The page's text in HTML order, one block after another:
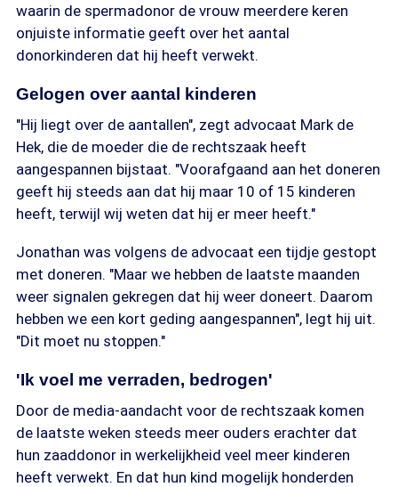
waarin de spermadonor de vrouw meerdere keren
onjuiste informatie geeft over het aantal
donorkinderen dat hij heeft verwekt.
Gelogen over aantal kinderen
"Hij liegt over de aantallen", zegt advocaat Mark de
Hek, die de moeder die de rechtszaak heeft
aangespannen bijstaat. "Voorafgaand aan het doneren
geeft hij steeds aan dat hij maar 10 of 15 kinderen
heeft, terwijl wij weten dat hij er meer heeft."
Jonathan was volgens de advocaat een tijdje gestopt
met doneren. "Maar we hebben de laatste maanden
weer signalen gekregen dat hij weer doneert. Daarom
hebben we een kort geding aangespannen", legt hij uit.
"Dit moet nu stoppen."
'Ik voel me verraden, bedrogen'
Door de media-aandacht voor de rechtszaak komen
de laatste weken steeds meer ouders erachter dat
hun zaaddonor in werkelijkheid veel meer kinderen
heeft verwekt. En dat hun kind mogelijk honderden